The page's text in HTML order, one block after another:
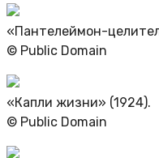
«Пантелеймон-
© Public Domain
«Капли жизни» (1924).
© Public Domain